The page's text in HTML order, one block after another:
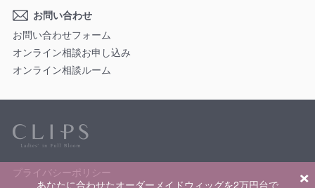
お問い合わせ
お問い合わせフォーム
オンライン相談お申し込み
オンライン相談ルーム
プライバシーポリシー
あなたに合わせたオーダーメイドウィッグを2万円台で ×